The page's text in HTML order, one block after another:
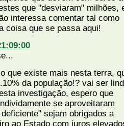
que "desviaram" milhões,
interessa comentar tal como
coisa que se passa aqui!
que existe mais nesta terra,
da população!? vai ser
investigação, espero que
se aproveitaram
sejam obrigados a
ao Estado com juros